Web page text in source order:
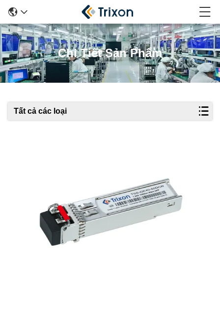
Chi Tiết Sản Phẩm
Tất cả các loại